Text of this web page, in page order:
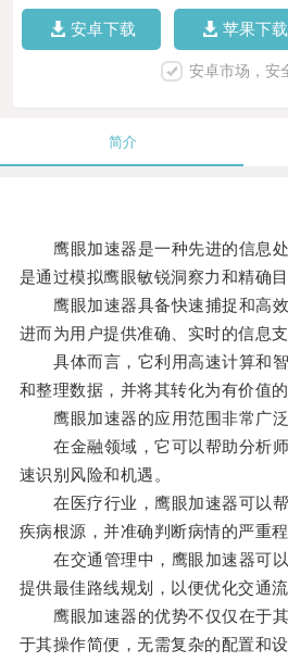
安卓下载 苹果下载
安卓市场，安
简介
鹰眼加速器是一种先进的信息处
是通过模拟鹰眼敏锐洞察力和精确
鹰眼加速器具备快速捕捉和高效
进而为用户提供准确、实时的信息支
具体而言，它利用高速计算和智
和整理数据，并将其转化为有价值的
鹰眼加速器的应用范围非常广泛
在金融领域，它可以帮助分析师
速识别风险和机遇。
在医疗行业，鹰眼加速器可以帮
疾病根源，并准确判断病情的严重程
在交通管理中，鹰眼加速器可以
提供最佳路线规划，以便优化交通流
鹰眼加速器的优势不仅仅在于其
于其操作简便，无需复杂的配置和设